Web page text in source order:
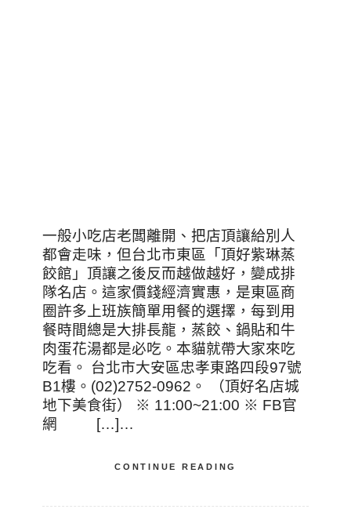
一般小吃店老闆離開、把店頂讓給別人
都會走味，但台北市東區「頂好紫琳蒸
餃館」頂讓之後反而越做越好，變成排
隊名店。這家價錢經濟實惠，是東區商
圈許多上班族簡單用餐的選擇，每到用
餐時間總是大排長龍，蒸餃、鍋貼和牛
肉蛋花湯都是必吃。本貓就帶大家來吃
吃看。 台北市大安區忠孝東路四段97號
B1樓。(02)2752-0962。 （頂好名店城
地下美食街） ※ 11:00~21:00 ※ FB官
網 […]…
CONTINUE READING